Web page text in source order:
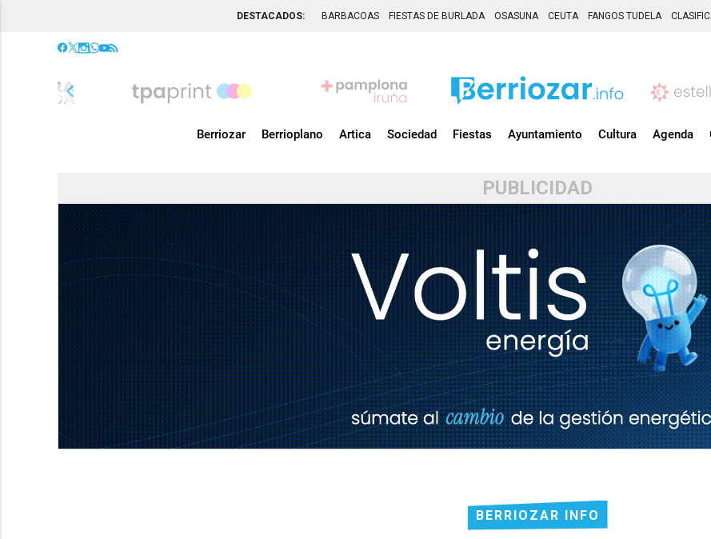
DESTACADOS: BARBACOAS FIESTAS DE BURLADA OSASUNA CEUTA FANGOS TUDELA
chevron_left
Berriozar Berrioplano Artica Sociedad Fiestas Ayuntamiento Cultura Agenda
PUBLICIDAD
BERRIOZAR INFO